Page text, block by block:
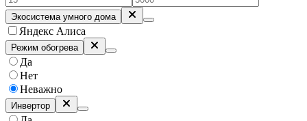
Экосистема умного дома
Яндекс Алиса
Режим обогрева
Да
Нет
Неважно
Инвертор